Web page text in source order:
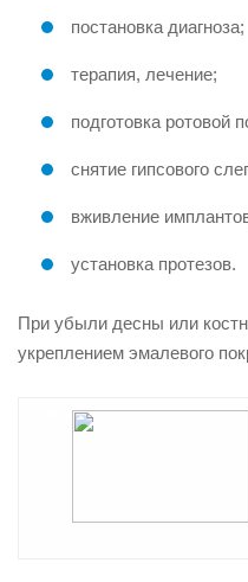
постановка диагноза;
терапия, лечение;
подготовка ротовой
снятие гипсового
вживление
установка протезов.
При убыли десны или
укреплением эмалевого